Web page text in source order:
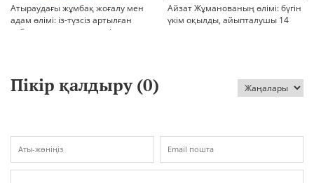
Атыраудағы жұмбақ жоғалу мен
адам өлімі: із-түзсіз артылған
отбасы, полиция тергеуі және
Айзат Жұманованың өлімі: бүгін
үкім оқылды, айыпталушы 14
Пікір қалдыру (0)